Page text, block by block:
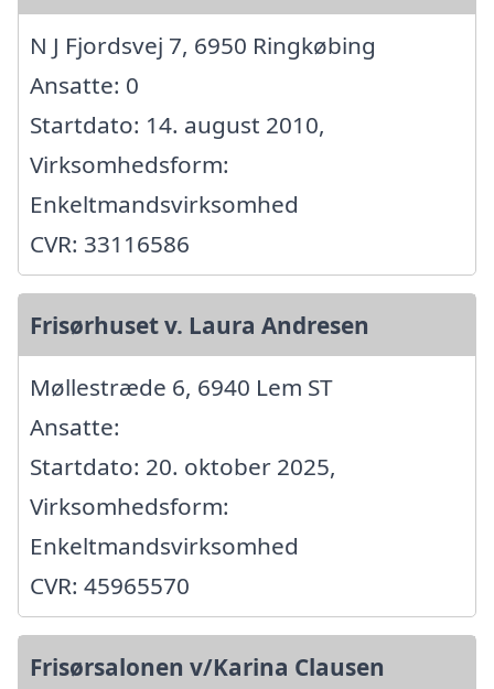
N J Fjordsvej 7, 6950 Ringkøbing
Ansatte: 0
Startdato: 14. august 2010,
Virksomhedsform:
Enkeltmandsvirksomhed
CVR: 33116586
Frisørhuset v. Laura Andresen
Møllestræde 6, 6940 Lem ST
Ansatte:
Startdato: 20. oktober 2025,
Virksomhedsform:
Enkeltmandsvirksomhed
CVR: 45965570
Frisørsalonen v/Karina Clausen